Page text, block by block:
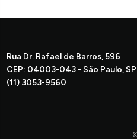
Rua Dr. Rafael de Barros, 596
CEP: 04003-043 - São Paulo, SP
(11) 3053-9560